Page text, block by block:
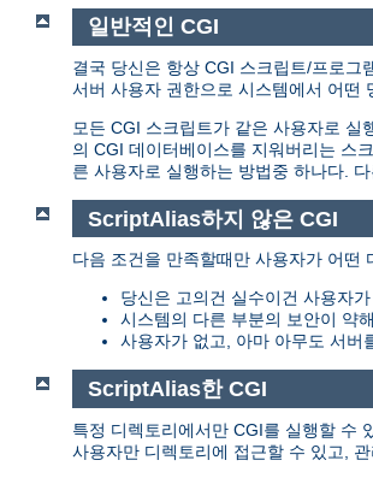
일반적인 CGI
결국 당신은 항상 CGI 스크립트/프로그
서버 사용자 권한으로 시스템에서 어떤
모든 CGI 스크립트가 같은 사용자로
의 CGI 데이터베이스를 지워버리는 스
른 사용자로 실행하는 방법중 하나다.
ScriptAlias하지 않은 CGI
다음 조건을 만족할때만 사용자가 어떤
당신은 고의건 실수이건 사용자
시스템의 다른 부분의 보안이 약
사용자가 없고, 아마 아무도 서버
ScriptAlias한 CGI
특정 디렉토리에서만 CGI를 실행할 수
사용자만 디렉토리에 접근할 수 있고,